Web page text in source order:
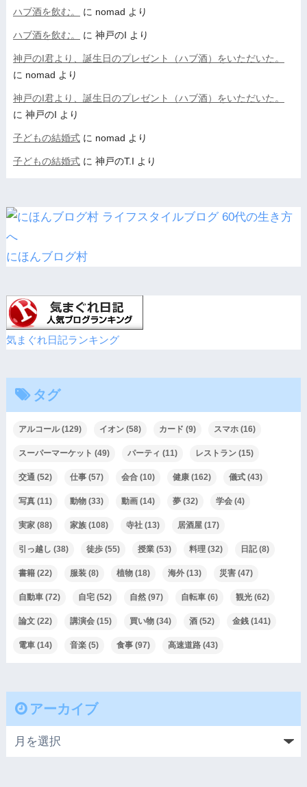
ハブ酒を飲む。 に nomad より
ハブ酒を飲む。 に 神戸のI より
神戸のI君より、誕生日のプレゼント（ハブ酒）をいただいた。
に nomad より
神戸のI君より、誕生日のプレゼント（ハブ酒）をいただいた。
に 神戸のI より
子どもの結婚式に nomad より
子どもの結婚式に 神戸のT.I より
にほんブログ村
気まぐれ日記ランキング
タグ
アルコール(129) イオン(58) カード (9) スマホ(16)
スーパーマーケット (49) パーティ (11) レストラン(15)
交通(52) 仕事(57) 会合(10) 健康(162) 儀式(43)
写真(11) 動物(33) 動画(14) 夢(32) 学会(4)
実家(88) 家族(108) 寺社(13) 居酒屋(17)
引っ越し (38) 徒歩(55) 授業(53) 料理(32) 日記(8)
書籍(22) 服装(8) 植物(18) 海外(13) 災害(47)
自動車(72) 自宅(52) 自然(97) 自転車(6) 観光(62)
論文(22) 講演会(15) 買い物(34) 酒(52) 金銭(141)
電車(14) 音楽(5) 食事(97) 高速道路(43)
アーカイブ